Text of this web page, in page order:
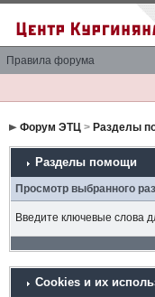
Правила форума
Форум ЭТЦ> Разделы
Разделы помощи
Просмотр выбранного
Введите ключевые слова
Cookies и их